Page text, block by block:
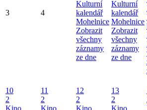
3 4
Kulturní
kalendář
Mohelnice
Zobrazit
všechny
záznamy
ze dne
Kulturní
kalendář
Mohelnice
Zobrazit
všechny
záznamy
ze dne
10
2
Kino
11
2
Kino
12
2
Kino
13
2
Kino